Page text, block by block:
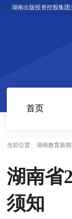
湖南出版投资控股集团
首页
当前位置: 湖南教育新闻
湖南省
须知